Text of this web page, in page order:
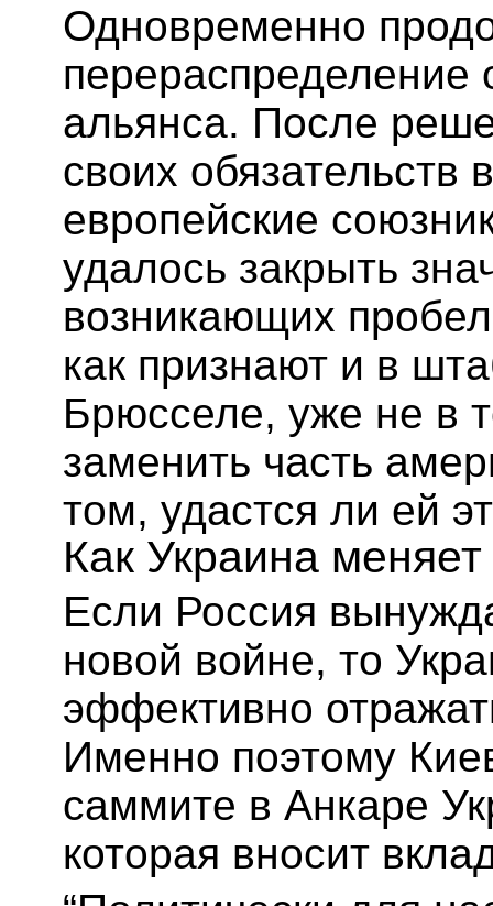
Одновременно
перераспределение
альянса. После
своих
европейские
удалось закрыть
возникающих
как признают и в
Брюсселе, уже не в
заменить часть
том, удастся ли ей
Как Украина
Если Россия
новой войне, то
эффективно
Именно поэтому
саммите в Анкаре
которая вносит